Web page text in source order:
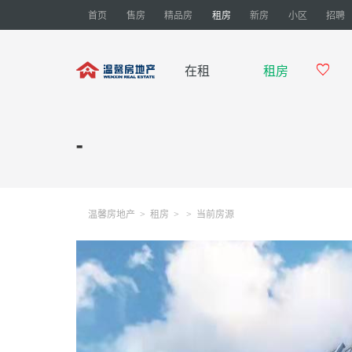
首页 售房 精品房 租房 新房 小区 招聘
在租 租房 
-
温馨房地产 > 租房 > > 当前房源